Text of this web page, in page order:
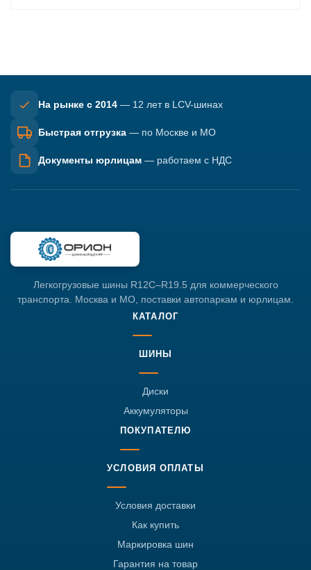
На рынке с 2014 — 12 лет в LCV-шинах
Быстрая отгрузка — по Москве и МО
Документы юрлицам — работаем с НДС
Легкогрузовые шины R12C–R19.5 для коммерческого
транспорта. Москва и МО, поставки автопаркам и юрлицам.
КАТАЛОГ
ШИНЫ
Диски
Аккумуляторы
ПОКУПАТЕЛЮ
УСЛОВИЯ ОПЛАТЫ
Условия доставки
Как купить
Маркировка шин
Гарантия на товар